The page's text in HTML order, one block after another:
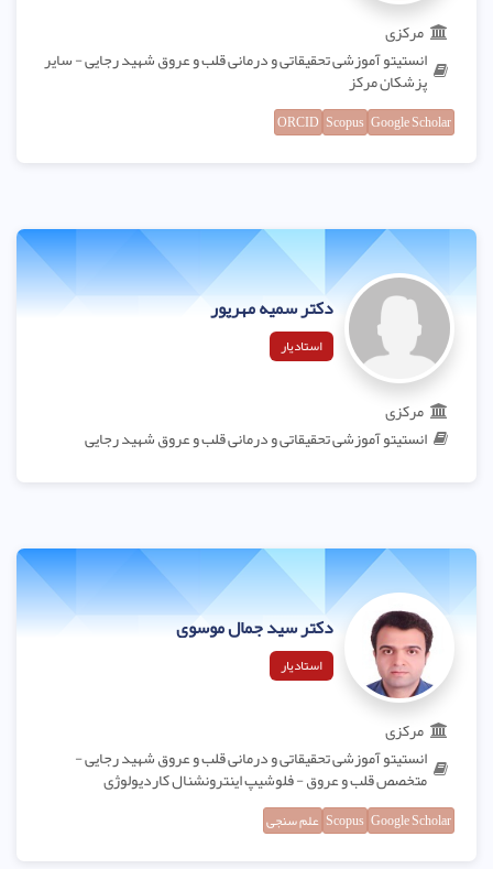
مرکزی
انستیتو آموزشی تحقیقاتی و درمانی قلب و عروق شهید رجایی - سایر
پزشکان مرکز
Google Scholar
Scopus
ORCID
دکتر سمیه مهرپور
استادیار
مرکزی
انستیتو آموزشی تحقیقاتی و درمانی قلب و عروق شهید رجایی
دکتر سید جمال موسوی
استادیار
مرکزی
انستیتو آموزشی تحقیقاتی و درمانی قلب و عروق شهید رجایی -
متخصص قلب و عروق - فلوشیپ اینترونشنال کاردیولوژی
Google Scholar
Scopus علم سنجی